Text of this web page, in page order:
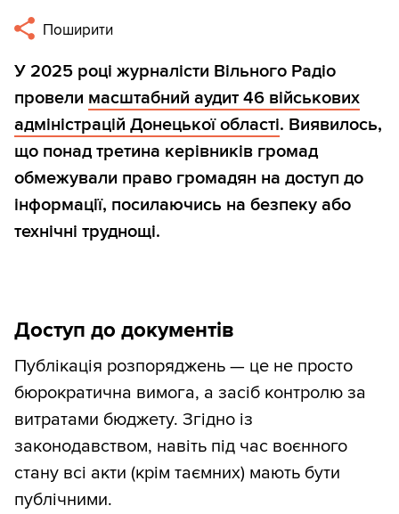
Поширити
У 2025 році журналісти Вільного Радіо
провели масштабний аудит 46 військових
адміністрацій Донецької області. Виявилось,
що понад третина керівників громад
обмежували право громадян на доступ до
інформації, посилаючись на безпеку або
технічні труднощі.
Доступ до документів
Публікація розпоряджень — це не просто
бюрократична вимога, а засіб контролю за
витратами бюджету. Згідно із
законодавством, навіть під час воєнного
стану всі акти (крім таємних) мають бути
публічними.